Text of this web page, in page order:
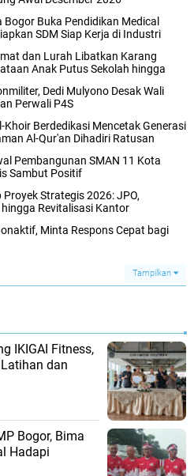
Buka Pendidikan Medical
SDM Siap Kerja di Industri
dan Lurah Libatkan Karang
Anak Putus Sekolah hingga
Dedi Mulyono Desak Wali
Perwali P4S
Khoir Berdedikasi Mencetak Generasi
Al-Qur'an Dihadiri Ratusan
Pembangunan SMAN 11 Kota
Sambut Positif
Strategis 2026: JPO,
Revitalisasi Kantor
Minta Respons Cepat bagi
Tampilkan
IKIGAI Fitness,
dan
Bogor, Bima
Hadapi